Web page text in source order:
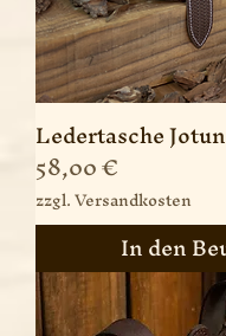
Ledertasche Jotun
Preis
58,00 €
zzgl. Versandkosten
In den